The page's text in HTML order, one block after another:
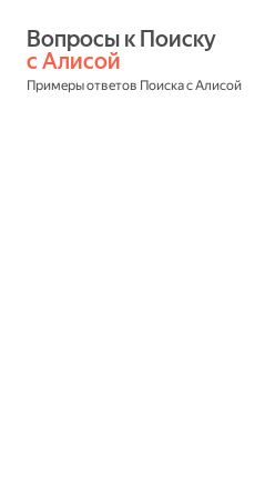
с Алисой
Примеры ответов Поиска с Алисой